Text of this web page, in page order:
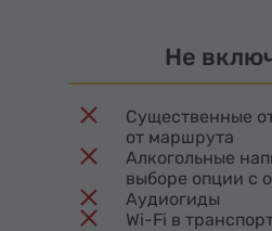
Не
Существенные
от маршрута
Алкогольные
выборе опции с
Аудиогиды
Wi-Fi в